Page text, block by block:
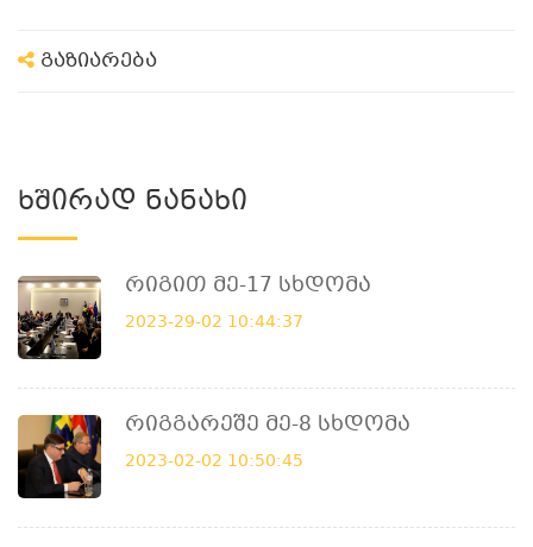
გაზიარება
Ხშირად Ნანახი
Რიგით Მე-17 Სხდომა
2023-29-02 10:44:37
Რიგგარეშე Მე-8 Სხდომა
2023-02-02 10:50:45